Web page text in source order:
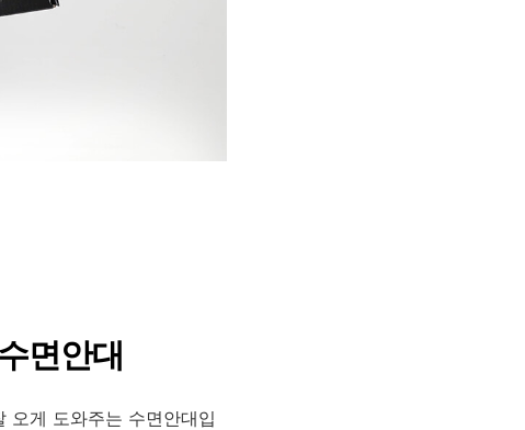
수면안대
오게 도와주는 수면안대입